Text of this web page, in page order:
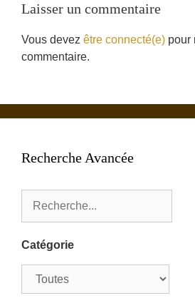
Laisser un commentaire
Vous devez être connecté(e) pour
commentaire.
Recherche Avancée
Catégorie